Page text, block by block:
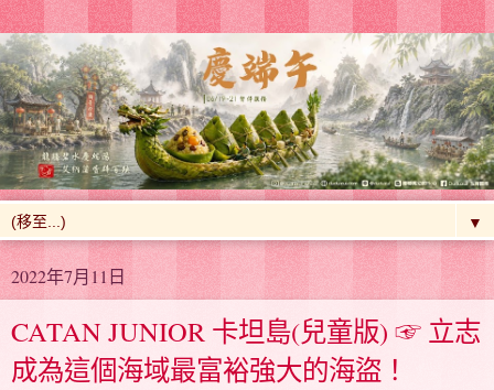
▼
2022年7月11日
CATAN JUNIOR 卡坦島(兒童版) ☞ 立志
成為這個海域最富裕強大的海盜！